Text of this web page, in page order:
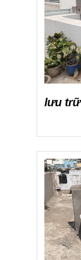
lưu trữ